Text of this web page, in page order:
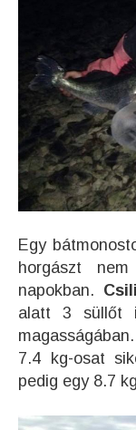
Egy
horgászt
napokban.
alatt 3 süllőt
7.4 kg-osat
pedig egy 8.7